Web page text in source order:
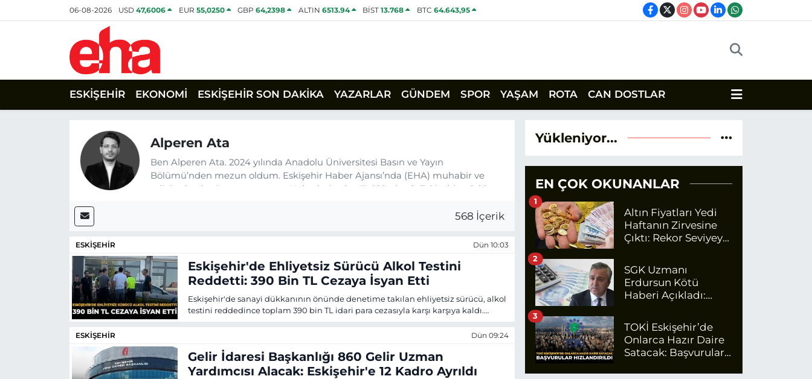
06-08-2026 USD47,6006 EUR 55,0250 GBP64,2398 ALTIN 6513.94 BİST13.768 BTC 64.643,95
ESKİŞEHİR EKONOMİ ESKİŞEHİR SON DAKİKA YAZARLAR GÜNDEM SPOR YAŞAM ROTA CAN DOSTLAR
Alperen Ata
Ben Alperen Ata. 2024 yılında Anadolu Üniversitesi Basın ve Yayın
Bölümü’nden mezun oldum. Eskişehir Haber Ajansı’nda (EHA) muhabir ve
editör olarak görev yapıyorum. Haberlerimde ağırlıklı olarak Eskişehir odaklı
568 İçerik
ESKİŞEHİR Dün 10:03
Eskişehir'de Ehliyetsiz Sürücü Alkol Testini
Reddetti: 390 Bin TL Cezaya İsyan Etti
Eskişehir'de sanayi dükkanının önünde denetime takılan ehliyetsiz sürücü, alkol
testini reddedince toplam 390 bin TL idari para cezasıyla karşı karşıya kaldı.
ESKİŞEHİR Dün 09:24
Gelir İdaresi Başkanlığı 860 Gelir Uzman
Yardımcısı Alacak: Eskişehir'e 12 Kadro Ayrıldı
Yükleniyor...
EN ÇOK OKUNANLAR
Altın Fiyatları Yedi
Haftanın Zirvesine
Çıktı: Rekor Seviyeye
1
SGK Uzmanı
Erdursun Kötü
Haberi Açıkladı:
İçin Net Rakam
2
TOKİ Eskişehir’de
Onlarca Hazır Daire
Satacak: Başvurular
3